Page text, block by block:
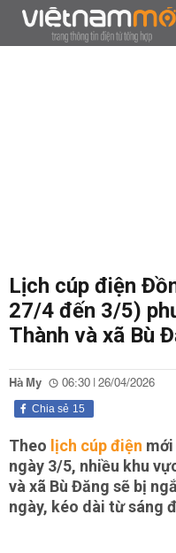
Lịch cúp điện
27/4 đến 3/5)
Thành và xã Bù
Hà My 06:30 | 26/04/2026
15
Chia sẻ
Theo lịch cúp điện
ngày 3/5, nhiều khu
và xã Bù Đăng sẽ bị
ngày, kéo dài từ sáng